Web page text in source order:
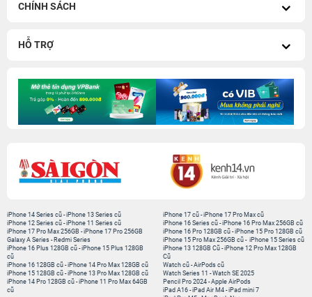
CHÍNH SÁCH
HỖ TRỢ
iPhone 14 Series cũ -iPhone 13 Series cũ
iPhone 12 Series cũ -iPhone 11 Series cũ
iPhone 17 Pro Max 256GB -iPhone 17 Pro 256GB
Galaxy A Series - Redmi Series
iPhone 17 cũ -iPhone 17 Pro Max cũ
iPhone 16 Series cũ - iPhone 16 Pro Max 256GB cũ
iPhone 16 Pro 128GB cũ -iPhone 15 Pro 128GB cũ
iPhone 15 Pro Max 256GB cũ - iPhone 15 Series cũ
iPhone 16 Plus 128GB cũ -iPhone 15 Plus 128GB
cũ
iPhone 16 128GB cũ -iPhone 14 Pro Max 128GB cũ
iPhone 15 128GB cũ -iPhone 13 Pro Max 128GB cũ
iPhone 14 Pro 128GB cũ -iPhone 11 Pro Max 64GB
cũ
iPhone 13 128GB Cũ -iPhone 12 Pro Max 128GB
Cũ
Watch cũ -AirPods cũ
Watch Series 11 -Watch SE 2025
Pencil Pro 2024 -Apple AirPods
iPad A16 -iPad Air M4 -iPad mini 7